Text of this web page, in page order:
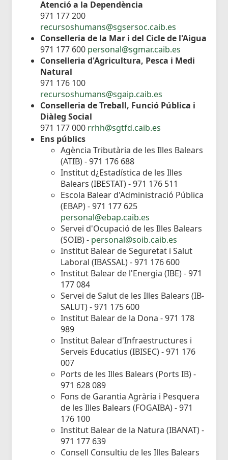
Atenció a la Dependència
971 177 200
recursoshumans@sgsersoc.caib.es
Conselleria de la Mar i del Cicle de l'Aigua
971 177 600 personal@sgmar.caib.es
Conselleria d'Agricultura, Pesca i Medi
Natural
971 176 100
recursoshumans@sgaip.caib.es
Conselleria de Treball, Funció Pública i
Diàleg Social
971 177 000 rrhh@sgtfd.caib.es
Ens públics
Agència Tributària de les Illes Balears
(ATIB) - 971 176 688
Institut d¿Estadística de les Illes
Balears (IBESTAT) - 971 176 511
Escola Balear d'Administració Pública
(EBAP) - 971 177 625
personal@ebap.caib.es
Servei d'Ocupació de les Illes Balears
(SOIB) - personal@soib.caib.es
Institut Balear de Seguretat i Salut
Laboral (IBASSAL) - 971 176 600
Institut Balear de l'Energia (IBE) - 971
177 084
Servei de Salut de les Illes Balears (IB-
SALUT) - 971 175 600
Institut Balear de la Dona - 971 178
989
Institut Balear d'Infraestructures i
Serveis Educatius (IBISEC) - 971 176
007
Ports de les Illes Balears (Ports IB) -
971 628 089
Fons de Garantia Agrària i Pesquera
de les Illes Balears (FOGAIBA) - 971
176 100
Institut Balear de la Natura (IBANAT) -
971 177 639
Consell Consultiu de les Illes Balears